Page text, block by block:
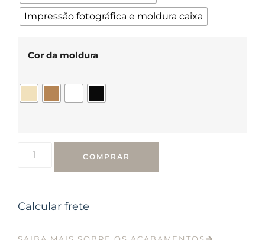
Impressão fotográfica e moldura caixa
Cor da moldura
COMPRAR
Calcular frete